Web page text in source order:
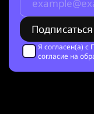
Я согласен(а) с
согласие на